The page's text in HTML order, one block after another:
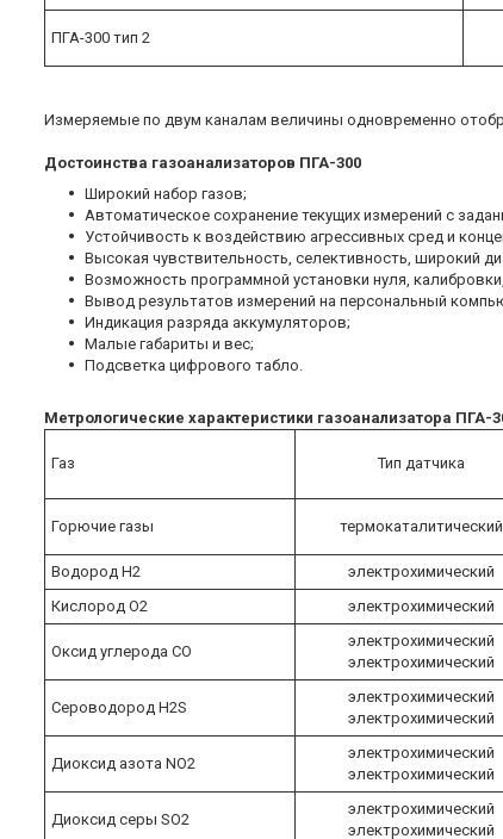
ПГА-300 тип 2
Измеряемые по двум каналам величины одновременно
Достоинства газоанализаторов ПГА-300
Широкий набор газов;
Автоматическое сохранение текущих измерений с
Устойчивость к воздействию агрессивных сред и
Высокая чувствительность, селективность, широкий
Возможность программной установки нуля,
Вывод результатов измерений на персональный
Индикация разряда аккумуляторов;
Малые габариты и вес;
Подсветка цифрового табло.
Метрологические характеристики газоанализатора ПГА-
Газ Тип датчика
Горючие газы термокаталитический
Водород H2 электрохимический
Кислород О2
электрохимический
Оксид углерода СО
электрохимический
электрохимический
Сероводород H2S
электрохимический
электрохимический
Диоксид азота NО2
электрохимический
электрохимический
Диоксид серы SО2
электрохимический
электрохимический